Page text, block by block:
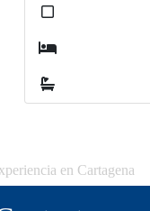
en Cartagena